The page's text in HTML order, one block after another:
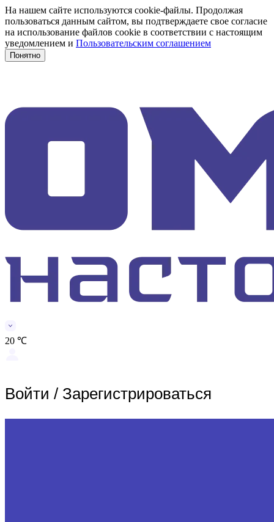
На нашем сайте используются cookie-файлы. Продолжая
пользоваться данным сайтом, вы подтверждаете свое согласие
на использование файлов cookie в соответствии с настоящим
уведомлением и Пользовательским соглашением
Понятно
20 ℃
Войти / Зарегистрироваться